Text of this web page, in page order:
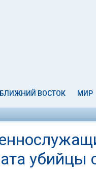
БЛИЖНИЙ ВОСТОК МИР
убийцы